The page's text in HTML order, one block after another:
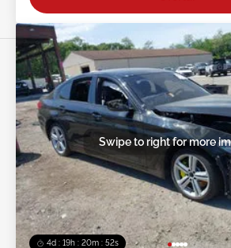
4d : 19h : 20m : 49s
Swipe to right for more